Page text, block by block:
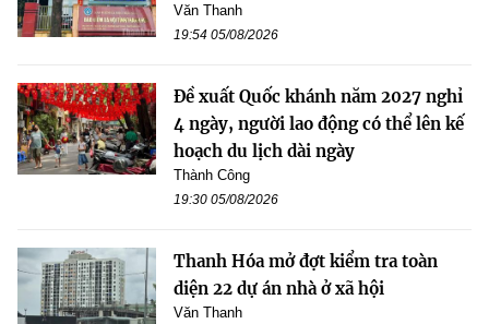
Văn Thanh
19:54 05/08/2026
Đề xuất Quốc khánh năm 2027 nghỉ
4 ngày, người lao động có thể lên kế
hoạch du lịch dài ngày
Thành Công
19:30 05/08/2026
Thanh Hóa mở đợt kiểm tra toàn
diện 22 dự án nhà ở xã hội
Văn Thanh